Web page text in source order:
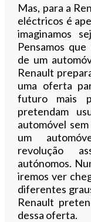
Mas, para a
eléctricos é
imaginamos
Pensamos
de um
Renault
uma oferta
futuro mais
pretendam
automóvel
um
revolução
autónomos.
iremos ver
diferentes
Renault
dessa oferta.